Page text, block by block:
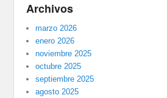
Archivos
marzo 2026
enero 2026
noviembre 2025
octubre 2025
septiembre 2025
agosto 2025